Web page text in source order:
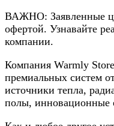
ВАЖНО: Заявленные
офертой. Узнавайте
компании.
Компания Warmly
премиальных систем
источники тепла,
полы, инновационные